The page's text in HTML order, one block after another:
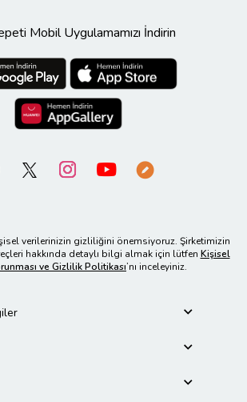
Mobil Uygulamamızı İndirin
verilerinizin gizliliğini önemsiyoruz. Şirketimizin
hakkında detaylı bilgi almak için lütfen Kişisel
ve Gizlilik Politikası’nı inceleyiniz.